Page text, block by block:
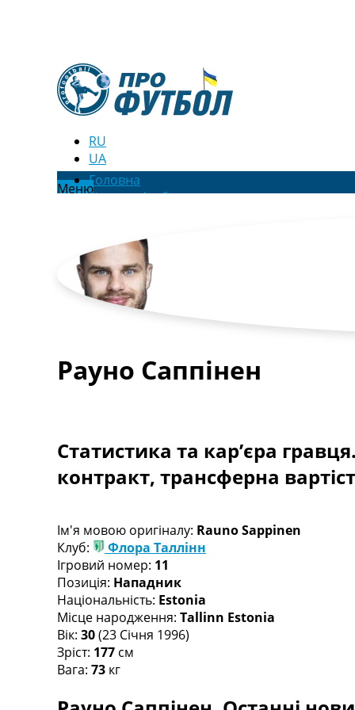
RU
UA
МенюГоловна
Новини футболу
Футбольні трансфери
Останні коментарі
Конкурс прогнозів
Логін
Рейтінги
Турніри
Англія. Прем’єр-Ліга
Іспанія. Ла Ліга
Ще Турніри >>>
Чемпіонат Світу. Турнирні таблиці
Таблиця УПЛ
Перша Ліга
Таблиця АПЛ
Таблиця Ла Ліги
Таблиця Ліги Чемпіонів
Всі таблиці >>>
Рейтинги
Рейтинг ФІФА
Рауно Саппінен
Статистика та кар’єра
контракт, трансферна
Ім'я мовою оригіналу: Rauno Sappinen
Клуб:
Флора Таллінн
Ігровий номер: 11
Позиція: Нападник
Національність: Estonia
Місце народження: Tallinn Estonia
Вік: 30(23 Січня 1996)
Зріст: 177 см
Вага: 73 кг